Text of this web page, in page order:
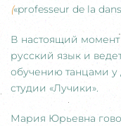
(«professeur de la
В настоящий
русский язык и
обучению танцами у
студии «Лучики».
Мария Юрьевна